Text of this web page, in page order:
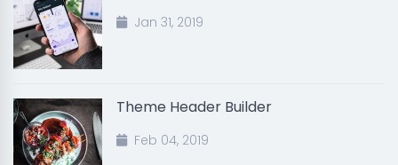
Jan 31, 2019
Theme Header Builder
Feb 04, 2019